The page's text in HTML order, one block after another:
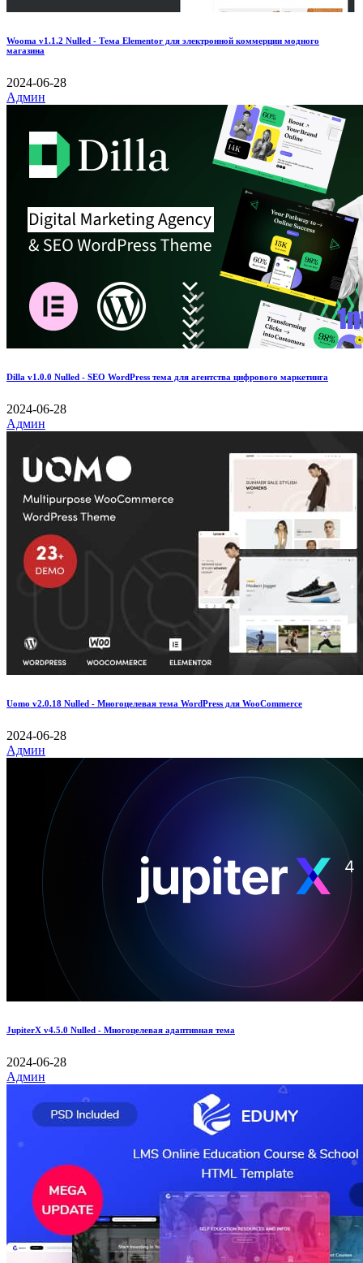
Wooma v1.1.2 Nulled - Тема Elementor для электронной коммерции модного
магазина
2024-06-28
Админ
Dilla v1.0.0 Nulled - SEO WordPress тема для агентства цифрового маркетинга
2024-06-28
Админ
Uomo v2.0.18 Nulled - Многоцелевая тема WordPress для WooCommerce
2024-06-28
Админ
JupiterX v4.5.0 Nulled - Многоцелевая адаптивная тема
2024-06-28
Админ